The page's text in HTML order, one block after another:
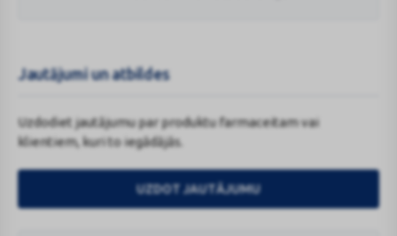
Jautājumi un atbildes
Uzdodiet jautājumu par produktu farmaceitam vai
klientiem, kuri to iegādājās.
UZDOT JAUTĀJUMU